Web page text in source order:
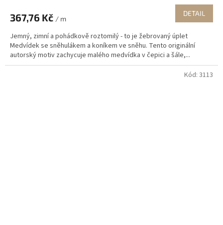
367,76 Kč / m
DETAIL
Jemný, zimní a pohádkově roztomilý - to je žebrovaný úplet
Medvídek se sněhulákem a koníkem ve sněhu. Tento originální
autorský motiv zachycuje malého medvídka v čepici a šále,...
Kód: 3113